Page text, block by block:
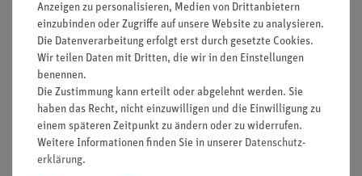
Handbuch
Lehrerversuche Physik,
Sekundarstufe 1,
Mechanik, Akustik,
Wärme, regenerative
Energie, Elektrik, Optik,
DEMO advanced Physik
308,00 €
Anschlaghammer,
Aluminium
30,00 €
Anzeigen zu personalisieren, Medien von Drittanbietern
einzubinden oder Zugriffe auf unsere Website zu analysieren.
Die Datenverarbeitung erfolgt erst durch gesetzte Cookies.
Wir teilen Daten mit Dritten, die wir in den Einstellungen
benennen.
Die Zustimmung kann erteilt oder abgelehnt werden. Sie
haben das Recht, nicht einzuwilligen und die Einwilligung zu
einem späteren Zeitpunkt zu ändern oder zu widerrufen.
Weitere Informationen finden Sie in unserer Daten­schutz­
erklärung.